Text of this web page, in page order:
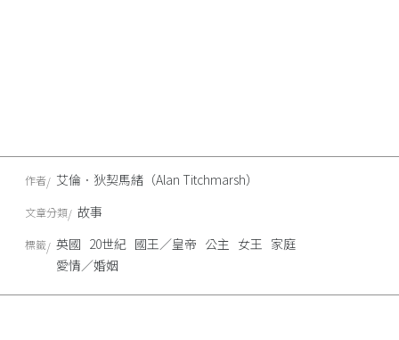
作者 艾倫．狄契馬緒（Alan Titchmarsh）
文章分類 故事
標籤 英國 20世紀 國王／皇帝 公主 女王 家庭
愛情／婚姻